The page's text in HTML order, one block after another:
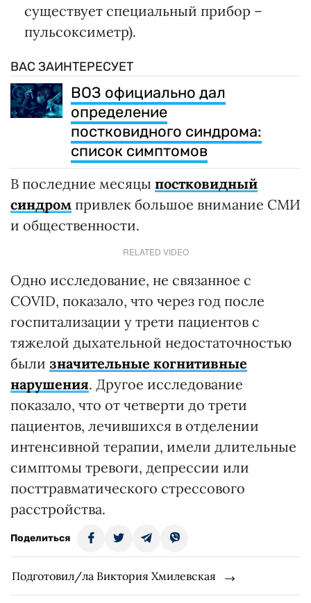
существует специальный прибор –
пульсоксиметр).
ВАС ЗАИНТЕРЕСУЕТ
ВОЗ официально дал
определение
постковидного синдрома:
список симптомов
В последние месяцы постковидный
синдром привлек большое внимание СМИ
и общественности.
RELATED VIDEO
Одно исследование, не связанное с
COVID, показало, что через год после
госпитализации у трети пациентов с
тяжелой дыхательной недостаточностью
были значительные когнитивные
нарушения. Другое исследование
показало, что от четверти до трети
пациентов, лечившихся в отделении
интенсивной терапии, имели длительные
симптомы тревоги, депрессии или
посттравматического стрессового
расстройства.
Поделиться
Подготовил/ла Виктория Хмилевская